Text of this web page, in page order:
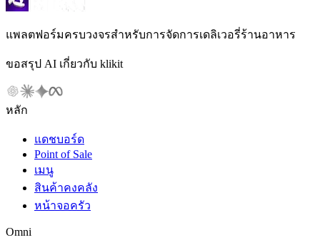
แพลตฟอร์มครบวงจรสำหรับการจัดการเดลิเวอรี่ร้านอาหาร
ขอสรุป AI เกี่ยวกับ klikit
หลัก
แดชบอร์ด
Point of Sale
เมนู
สินค้าคงคลัง
หน้าจอครัว
Omni